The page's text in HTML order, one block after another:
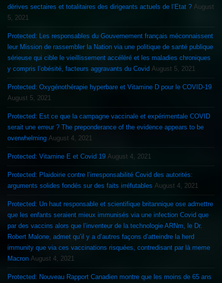
dérives sectaires et totalitaires des dirigeants actuels de l’Etat ? August
5, 2021
Protected: Les responsables du Gouvernement français méconnaissent
leur Mission de rassembler la Nation via une politique de santé publique
sérieuse qui cible le vieillissement accéléré et les maladies chroniques
y compris l’obésité, facteurs aggravants du Covid August 5, 2021
Protected: Oxygénothérapie hyperbare et Vitamine D pour le COVID-19
August 5, 2021
Protected: Est ce que la campagne vaccinale et expérimentale COVID
serait une erreur ? The preponderance of the evidence appears to be
overwhelming August 4, 2021
Protected: Vitamine E et Covid 19 August 4, 2021
Protected: Plaidoirie contre l’irresponsabilité Covid des autorités:
arguments solides fondés sur des faits irréfutables August 4, 2021
Protected: Un haut responsable et scientifique britannique ose admettre
que les enfants seraient mieux immunisés via une infection Covid que
par des vaccins alors que l’inventeur de la technologie ARNm, le Dr.
Robert Malone, admet qu’il y a d’autres façons d’atteindre la herd
immunity que via ces vaccinations risquées, contredisant par là meme
Macron August 4, 2021
Protected: Nouveau Rapport Canadien montre que les moins de 65 ans